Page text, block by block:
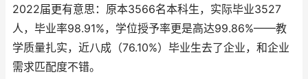
2022届更有意思：原本3566名本科生，实际毕业3527
人，毕业率98.91%，学位授予率更是高达99.86%——教
学质量扎实，近八成（76.10%）毕业生去了企业，和企业
需求匹配度不错。